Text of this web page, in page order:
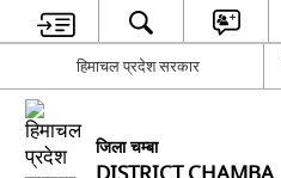
हिमाचल प्रदेश सरकार
जिला चम्बा